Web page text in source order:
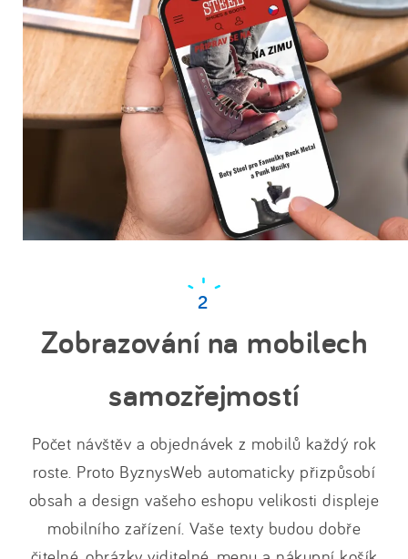
Zobrazování na mobilech
samozřejmostí
Počet návštěv a objednávek z mobilů každý rok
roste. Proto ByznysWeb automaticky přizpůsobí
obsah a design vašeho eshopu velikosti displeje
mobilního zařízení. Vaše texty budou dobře